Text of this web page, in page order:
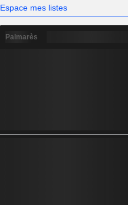
Espace mes listes
Palmarès